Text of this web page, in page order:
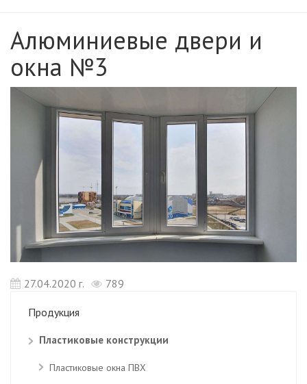
Алюминиевые двери и
окна №3
27.04.2020 г. 789
Продукция
Пластиковые конструкции
Пластиковые окна ПВХ